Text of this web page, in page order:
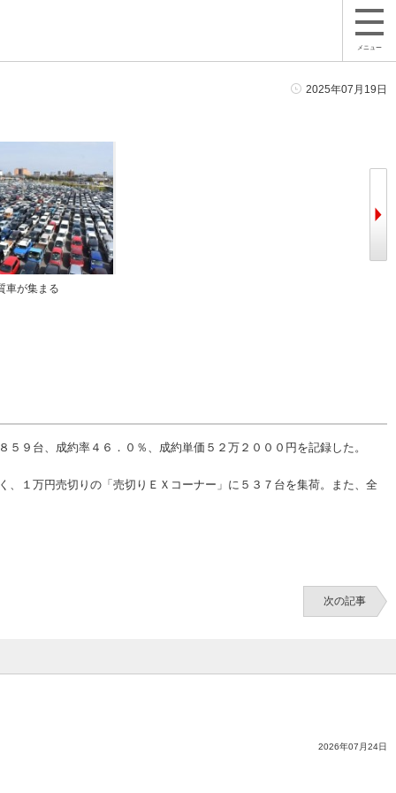
メニュー
2025年07月19日
車が集まる
９台、成約率４６．０％、成約単価５２万２０００円を記録した。
１万円売切りの「売切りＥＸコーナー」に５３７台を集荷。また、全
次の記事
2026年07月24日